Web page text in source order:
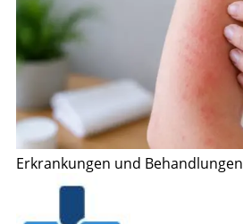
Erkrankungen und Behandlungen